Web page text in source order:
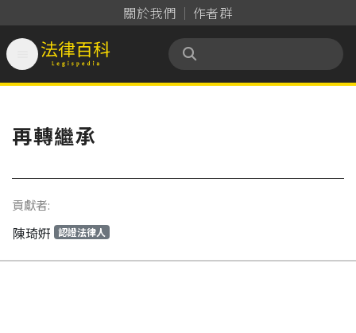
關於我們 作者群
法律百科 Legispedia
再轉繼承
貢獻者:
陳琦姸 認證法律人